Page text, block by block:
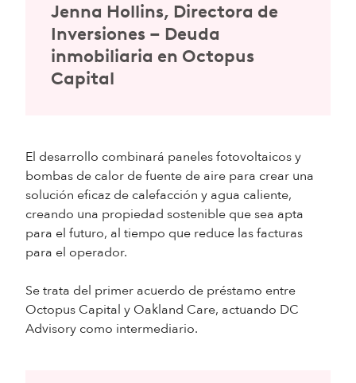
Jenna Hollins, Directora de
Inversiones – Deuda
inmobiliaria en Octopus
Capital
El desarrollo combinará paneles fotovoltaicos y
bombas de calor de fuente de aire para crear una
solución eficaz de calefacción y agua caliente,
creando una propiedad sostenible que sea apta
para el futuro, al tiempo que reduce las facturas
para el operador.
Se trata del primer acuerdo de préstamo entre
Octopus Capital y Oakland Care, actuando DC
Advisory como intermediario.